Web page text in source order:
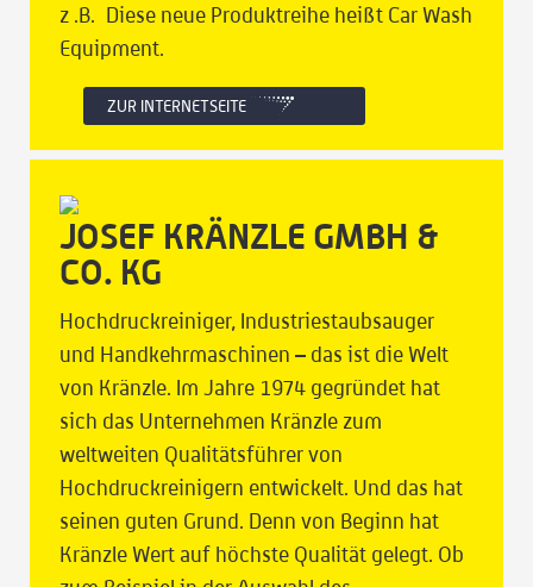
z .B. Diese neue Produktreihe heißt Car Wash
Equipment.
ZUR INTERNETSEITE
JOSEF KRÄNZLE GMBH &
CO. KG
Hochdruckreiniger, Industriestaubsauger
und Handkehrmaschinen – das ist die Welt
von Kränzle. Im Jahre 1974 gegründet hat
sich das Unternehmen Kränzle zum
weltweiten Qualitätsführer von
Hochdruckreinigern entwickelt. Und das hat
seinen guten Grund. Denn von Beginn hat
Kränzle Wert auf höchste Qualität gelegt. Ob